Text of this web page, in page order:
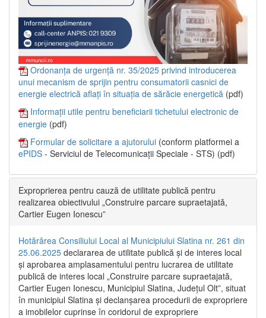
Ordonanța de urgență nr. 35/2025 privind introducerea
unui mecanism de sprijin pentru consumatorii casnici de
energie electrică aflați în situația de sărăcie energetică (pdf)
Informații utile pentru beneficiarii tichetului electronic de
energie (pdf)
Formular de solicitare a ajutorului (conform platformei a
ePIDS - Serviciul de Telecomunicații Speciale - STS) (pdf)
Exproprierea pentru cauză de utilitate publică pentru
realizarea obiectivului „Construire parcare supraetajată,
Cartier Eugen Ionescu”
Hotărârea Consiliului Local al Municipiului Slatina nr. 261 din
25.06.2025 declararea de utilitate publică și de interes local
și aprobarea amplasamentului pentru lucrarea de utilitate
publică de interes local „Construire parcare supraetajată,
Cartier Eugen Ionescu, Municipiul Slatina, Județul Olt”, situat
în municipiul Slatina și declanșarea procedurii de expropriere
a imobilelor cuprinse în coridorul de expropriere